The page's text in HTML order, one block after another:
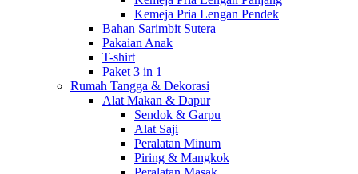
Kemeja Pria Lengan Pendek
Bahan Sarimbit Sutera
Pakaian Anak
T-shirt
Paket 3 in 1
Rumah Tangga & Dekorasi
Alat Makan & Dapur
Sendok & Garpu
Alat Saji
Peralatan Minum
Piring & Mangkok